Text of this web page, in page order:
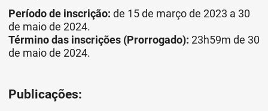
Período de inscrição: de 15 de março de 2023 a 30
de maio de 2024.
Término das inscrições (Prorrogado): 23h59m de 30
de maio de 2024.
Publicações: